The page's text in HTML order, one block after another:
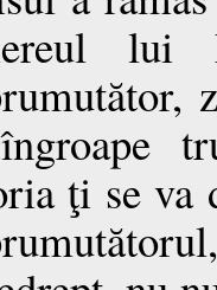
lui
ţi se va